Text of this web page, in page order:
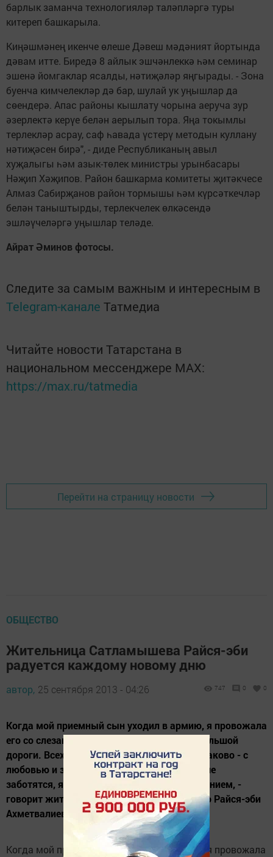
барлык заманча технологияләр таләпләргә туры
китереп башкарыла.
Киңәшмәнең икенче өлеше Дәвеш мәдәният йортында
дәвам итте. Биредә 8 айлык эшчәнлеккә һәм семинар
эшенә йомгаклар ясалды, нәтиҗәләр яңгырады. - Зона
буенча кимчелекләр дә бар, шулай ук уңышлар да
сөендерә. Апас районы кышлату чорына аеруча зур
әзерлектә керүе белән аерылып тора. Яңа токымлы
терлекләр асрау, саф һавада үстерү методын куллану
нәтиҗәсен бирә", - диде Республиканың авыл
хуҗалыгы һәм азык-төлек министры урынбасары
Нәҗип Хәҗипов. Район башкарма комитеты җитәкчесе
Алмаз Сабирҗанов район тормышы һәм күрсәткечләр
белән таныштырды, терлекчелек өлкәсендә
эшләүчеләргә уңышлар теләде.
Айрат Әминов фотосы.
Следите за самым важным и интересным в
Telegram-канале Татмедиа
Читайте новости Татарстана в
национальном мессенджере MАХ:
https://max.ru/tatmedia
Перейти на страницу новости
ОБЩЕСТВО
Жительница Сатламышева Райся-эби
радуется каждому новому дню
автор, 25 сентября 2013 - 04:26 747 0 0
Когда мой приемный сын уходил в армию, я провожала
его со слезами на глазах, шла следом до большой
дороги. Всех пятерых детей я растила одинаково - с
любовью и заботой. Сейчас вот дети обо мне
заботятся, я окружена их любовью и вниманием, -
говорит жительница деревни Сатламышево Райся-эби
Ахметвалиева. На...
Когда мой приемный сын уходил в армию, я провожала